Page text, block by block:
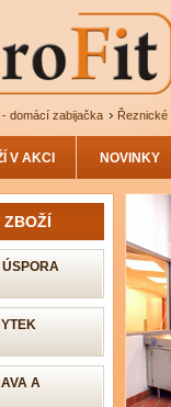
domácí zabijačka
V AKCI NOVINKY
ZBOŽÍ
ÚSPORA
A